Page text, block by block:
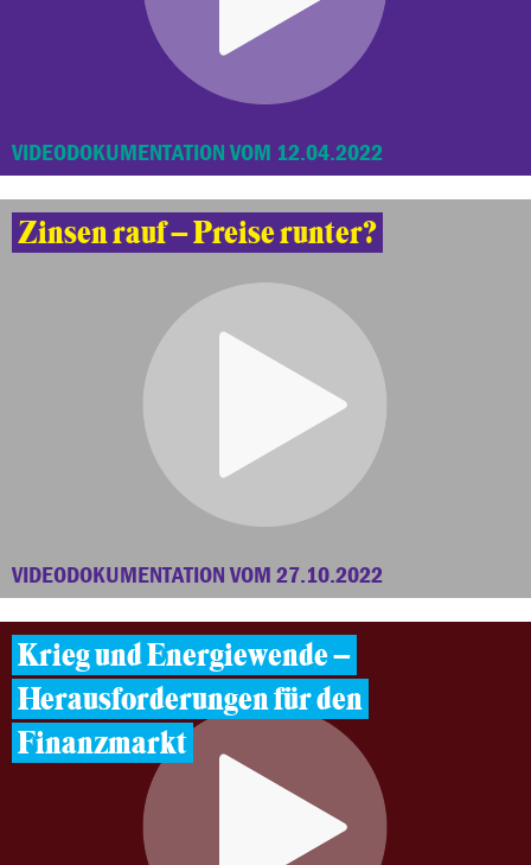
VIDEODOKUMENTATION VOM 12.04.2022
Zinsen rauf – Preise runter?
VIDEODOKUMENTATION VOM 27.10.2022
Krieg und Energiewende –
Herausforderungen für den
Finanzmarkt